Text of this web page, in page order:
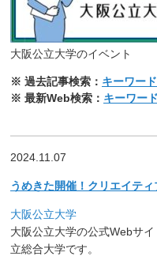
大阪公立大学のイベント
※ 過去記事検索： キーワー
※ 最新Web検索： キーワー
2024.11.07
うめきた開催！クリエイテ
大阪公立大学
大阪公立大学の公式Webサ
立総合大学です。